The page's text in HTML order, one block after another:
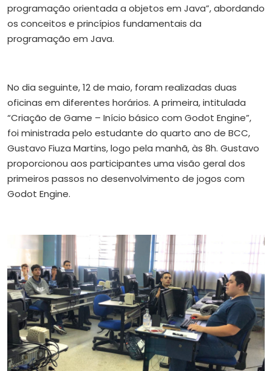
programação orientada a objetos em Java”, abordando
os conceitos e princípios fundamentais da
programação em Java.
No dia seguinte, 12 de maio, foram realizadas duas
oficinas em diferentes horários. A primeira, intitulada
“Criação de Game – Início básico com Godot Engine”,
foi ministrada pelo estudante do quarto ano de BCC,
Gustavo Fiuza Martins, logo pela manhã, às 8h. Gustavo
proporcionou aos participantes uma visão geral dos
primeiros passos no desenvolvimento de jogos com
Godot Engine.